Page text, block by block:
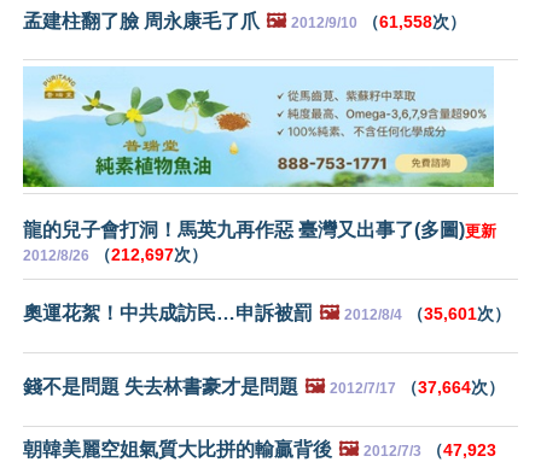
孟建柱翻了臉 周永康毛了爪 🖼️ 2012/9/10 （61,558次）
龍的兒子會打洞！馬英九再作惡 臺灣又出事了(多圖)更新
2012/8/26 （212,697次）
奧運花絮！中共成訪民…申訴被罰 🖼️ 2012/8/4 （35,601次）
錢不是問題 失去林書豪才是問題 🖼️ 2012/7/17 （37,664次）
朝韓美麗空姐氣質大比拼的輸贏背後 🖼️ 2012/7/3 （47,923